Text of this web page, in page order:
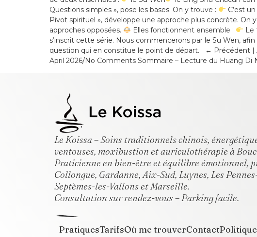
Questions simples », pose les bases. On y trouve :
C’est
Pivot spirituel », développe une approche plus concrète. On
approches opposées.
Elles fonctionnent ensemble : Le
s’inscrit cette série. Nous commencerons par le Su Wen,
question qui en constitue le point de départ. ← Précédent
April 2026/No Comments Sommaire – Lecture du Huang Di
Le Koissa – Soins traditionnels chinois,
ventouses, moxibustion et auriculothérapie à
Praticienne en bien-être et équilibre émotionnel,
Collongue, Gardanne, Aix-Sud, Luynes, Les
Septèmes-les-Vallons et Marseille.
Consultation sur rendez-vous – Parking facile.
PratiquesTarifsOù me trouverContact